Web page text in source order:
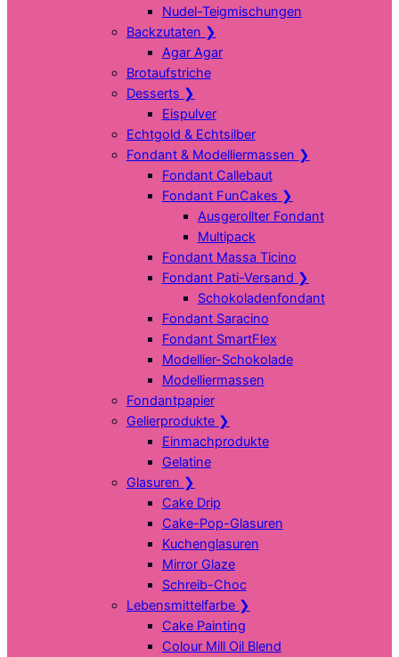
Nudel-Teigmischungen
Backzutaten ❯
Agar Agar
Brotaufstriche
Desserts ❯
Eispulver
Echtgold & Echtsilber
Fondant & Modelliermassen ❯
Fondant Callebaut
Fondant FunCakes ❯
Ausgerollter Fondant
Multipack
Fondant Massa Ticino
Fondant Pati-Versand ❯
Schokoladenfondant
Fondant Saracino
Fondant SmartFlex
Modellier-Schokolade
Modelliermassen
Fondantpapier
Gelierprodukte ❯
Einmachprodukte
Gelatine
Glasuren ❯
Cake Drip
Cake-Pop-Glasuren
Kuchenglasuren
Mirror Glaze
Schreib-Choc
Lebensmittelfarbe ❯
Cake Painting
Colour Mill Oil Blend